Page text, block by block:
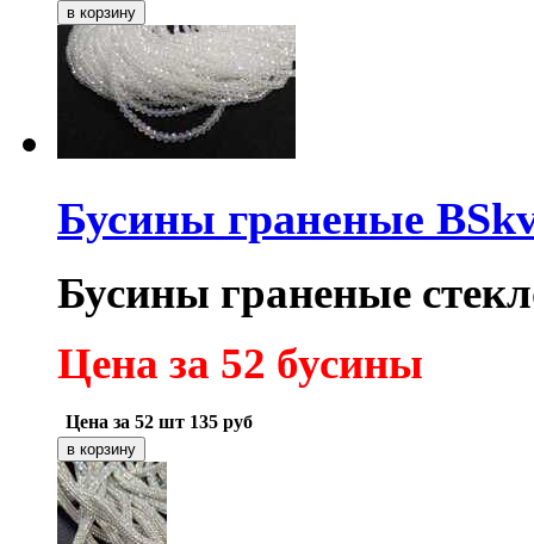
Бусины граненые
Бусины граненые
Цена за 52 бусины
Цена за 52 шт 135 руб